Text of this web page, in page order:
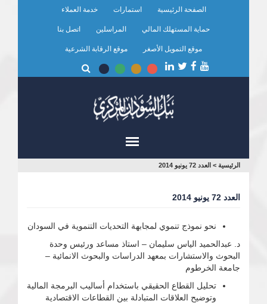
الصفحة الرئيسية استمارات خدمة العملاء
حماية المستهلك المالي المراسلين اتصل بنا
موقع التمويل الأصغر موقع الرقابة الشرعية
أنت
هنا
الرئيسية > العدد 72 يونيو 2014
العدد 72 يونيو 2014
نحو نموذج تنموي لمجابهة التحديات التنموية في السودان
د. عبدالحميد الياس سليمان – استاذ مساعد ورئيس وحدة
البحوث والاستشارات بمعهد الدراسات والبحوث الانمائية –
جامعة الخرطوم
تحليل القطاع الحقيقي باستخدام أساليب البرمجة المالية
وتوضيح العلاقات المتبادلة بين القطاعات الاقتصادية